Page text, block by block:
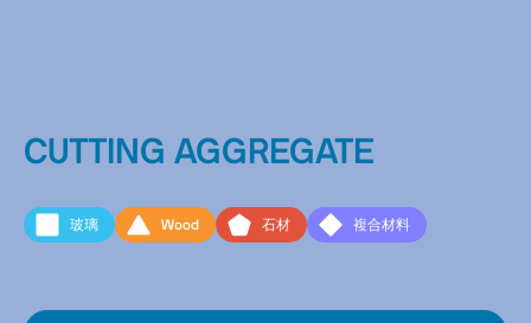
CUTTING AGGREGATE
玻璃 Wood 石材 複合材料